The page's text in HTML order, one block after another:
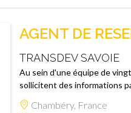
AGENT DE
TRANSDEV SAVOIE
Au sein d'une équipe de
sollicitent des informations
Chambéry, France